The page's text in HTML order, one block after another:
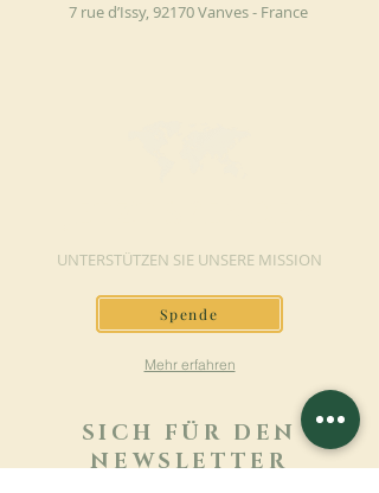
7 rue d’Issy, 92170 Vanves - France
UNTERSTÜTZEN SIE UNSERE MISSION
Spende
Mehr erfahren
SICH FÜR DEN
NEWSLETTER